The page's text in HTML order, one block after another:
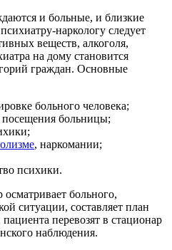
и больные, и близкие
наркологу следует
веществ, алкоголя,
на дому становится
граждан. Основные
больного человека;
посещения больницы;
, наркомании;
психики.
больного,
ситуации, составляет план
перевозят в стационар
наблюдения.